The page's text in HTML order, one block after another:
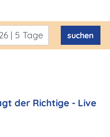
| 5 Tage suchen
der Richtige - Live